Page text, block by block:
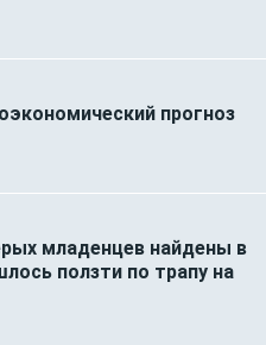
прогноз
младенцев найдены в
ползти по трапу на